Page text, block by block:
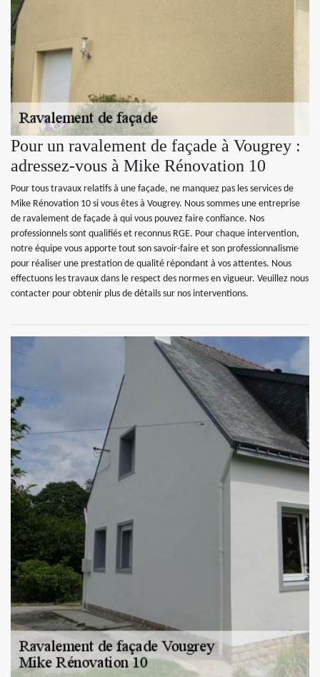
Pour un ravalement de façade à Vougrey :
adressez-vous à Mike Rénovation 10
Pour tous travaux relatifs à une façade, ne manquez pas les services de
Mike Rénovation 10 si vous êtes à Vougrey. Nous sommes une entreprise
de ravalement de façade à qui vous pouvez faire confiance. Nos
professionnels sont qualifiés et reconnus RGE. Pour chaque intervention,
notre équipe vous apporte tout son savoir-faire et son professionnalisme
pour réaliser une prestation de qualité répondant à vos attentes. Nous
effectuons les travaux dans le respect des normes en vigueur. Veuillez nous
contacter pour obtenir plus de détails sur nos interventions.